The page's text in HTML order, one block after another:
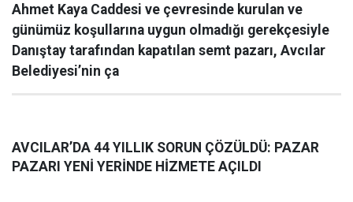
Ahmet Kaya Caddesi ve çevresinde kurulan ve
günümüz koşullarına uygun olmadığı gerekçesiyle
Danıştay tarafından kapatılan semt pazarı, Avcılar
Belediyesi’nin ça
AVCILAR’DA 44 YILLIK SORUN ÇÖZÜLDÜ: PAZAR
PAZARI YENİ YERİNDE HİZMETE AÇILDI